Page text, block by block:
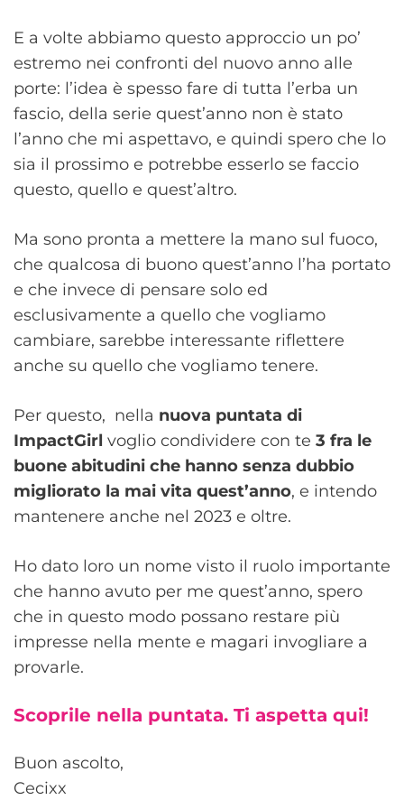
E a volte abbiamo questo approccio un po’
estremo nei confronti del nuovo anno alle
porte: l’idea è spesso fare di tutta l’erba un
fascio, della serie quest’anno non è stato
l’anno che mi aspettavo, e quindi spero che lo
sia il prossimo e potrebbe esserlo se faccio
questo, quello e quest’altro.
Ma sono pronta a mettere la mano sul fuoco,
che qualcosa di buono quest’anno l’ha portato
e che invece di pensare solo ed
esclusivamente a quello che vogliamo
cambiare, sarebbe interessante riflettere
anche su quello che vogliamo tenere.
Per questo, nella nuova puntata di
ImpactGirl voglio condividere con te 3 fra le
buone abitudini che hanno senza dubbio
migliorato la mai vita quest’anno, e intendo
mantenere anche nel 2023 e oltre.
Ho dato loro un nome visto il ruolo importante
che hanno avuto per me quest’anno, spero
che in questo modo possano restare più
impresse nella mente e magari invogliare a
provarle.
Scoprile nella puntata. Ti aspetta qui!
Buon ascolto,
Cecixx